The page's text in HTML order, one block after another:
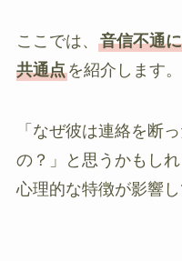
ここでは、 音信不通
共通点を紹介します。
「なぜ彼は連絡を断
の？」と思うかもし
心理的な特徴が影響